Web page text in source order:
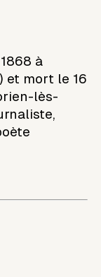
à
et mort le 16
lès-